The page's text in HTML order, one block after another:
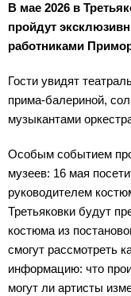
В мае 2026 в
пройдут
работниками
Гости увидят
прима-балериной,
музыкантами
Особым событием
музеев: 16 мая
руководителем
Третьяковки будут
костюма из
смогут рассмотреть
информацию: что
могут ли артисты